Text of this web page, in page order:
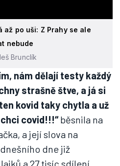
až po uši: Z Prahy se ale
nebude
Brunclík
nám dělají testy každý
strašně štve, a já si
kovid taky chytla a už
covid!!!“běsnila na
a její slova na
dne již